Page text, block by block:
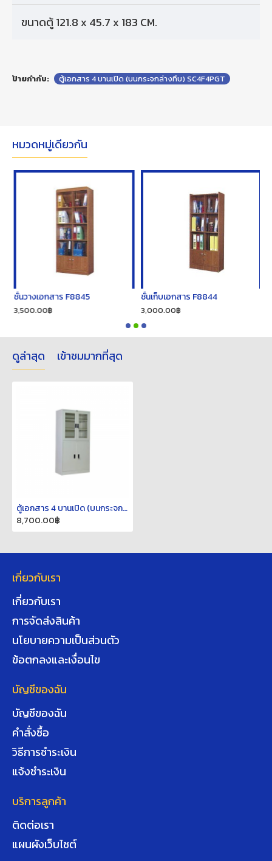
ขนาดตู้ 121.8 x 45.7 x 183 CM.
ป้ายกำกับ: ตู้เอกสาร 4 บานเปิด (บนกระจกล่างทึบ) SC4F4PGT
หมวดหมู่เดียวกัน
ชั้นวางเอกสาร F8845
3,500.00฿
ชั้นเก็บเอกสาร F8844
3,000.00฿
ดูล่าสุด เข้าชมมากที่สุด
ตู้เอกสาร 4 บานเปิด (บนกระจกล่างทึบ) SC4F4PGT
8,700.00฿
เกี่ยวกับเรา
เกี่ยวกับเรา
การจัดส่งสินค้า
นโยบายความเป็นส่วนตัว
ข้อตกลงและเงื่อนไข
บัญชีของฉัน
บัญชีของฉัน
คำสั่งซื้อ
วิธีการชำระเงิน
แจ้งชำระเงิน
บริการลูกค้า
ติดต่อเรา
แผนผังเว็บไซต์